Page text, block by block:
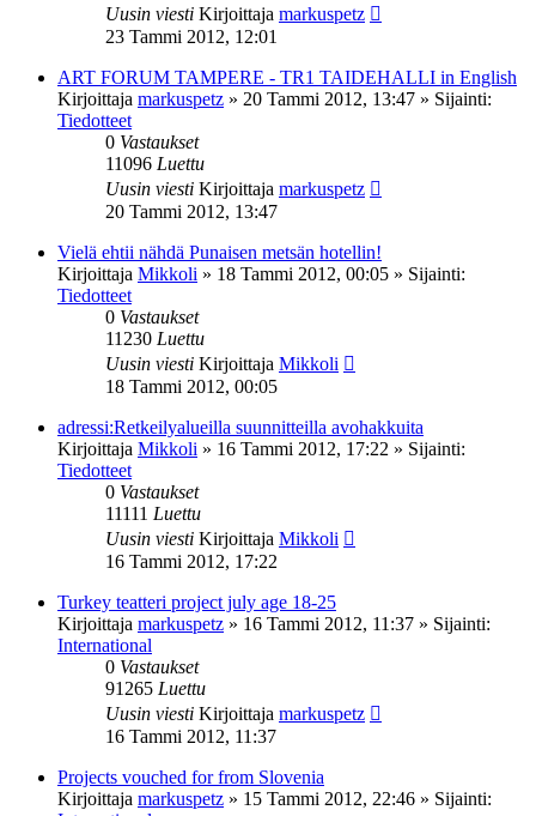
Uusin viesti Kirjoittaja markuspetz
23 Tammi 2012, 12:01
ART FORUM TAMPERE - TR1 TAIDEHALLI in English
Kirjoittaja markuspetz » 20 Tammi 2012, 13:47 » Sijainti:
Tiedotteet
0 Vastaukset
11096 Luettu
Uusin viesti Kirjoittaja markuspetz
20 Tammi 2012, 13:47
Vielä ehtii nähdä Punaisen metsän hotellin!
Kirjoittaja Mikkoli » 18 Tammi 2012, 00:05 » Sijainti:
Tiedotteet
0 Vastaukset
11230 Luettu
Uusin viesti Kirjoittaja Mikkoli
18 Tammi 2012, 00:05
adressi:Retkeilyalueilla suunnitteilla avohakkuita
Kirjoittaja Mikkoli » 16 Tammi 2012, 17:22 » Sijainti:
Tiedotteet
0 Vastaukset
11111 Luettu
Uusin viesti Kirjoittaja Mikkoli
16 Tammi 2012, 17:22
Turkey teatteri project july age 18-25
Kirjoittaja markuspetz » 16 Tammi 2012, 11:37 » Sijainti:
International
0 Vastaukset
91265 Luettu
Uusin viesti Kirjoittaja markuspetz
16 Tammi 2012, 11:37
Projects vouched for from Slovenia
Kirjoittaja markuspetz » 15 Tammi 2012, 22:46 » Sijainti: